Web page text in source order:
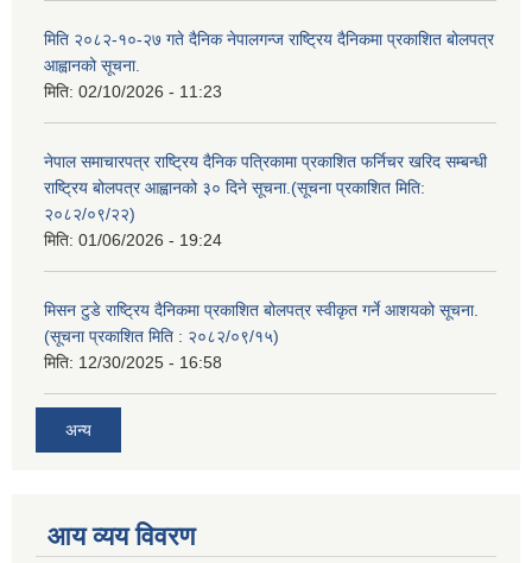
मिति २०८२-१०-२७ गते दैनिक नेपालगन्ज राष्ट्रिय दैनिकमा प्रकाशित बोलपत्र
आह्वानको सूचना.
मिति: 02/10/2026 - 11:23
नेपाल समाचारपत्र राष्ट्रिय दैनिक पत्रिकामा प्रकाशित फर्निचर खरिद सम्बन्धी
राष्ट्रिय बोलपत्र आह्वानको ३० दिने सूचना.(सूचना प्रकाशित मिति:
२०८२/०९/२२)
मिति: 01/06/2026 - 19:24
मिसन टुडे राष्ट्रिय दैनिकमा प्रकाशित बोलपत्र स्वीकृत गर्ने आशयको सूचना.
(सूचना प्रकाशित मिति : २०८२/०९/१५)
मिति: 12/30/2025 - 16:58
अन्य
आय व्यय विवरण